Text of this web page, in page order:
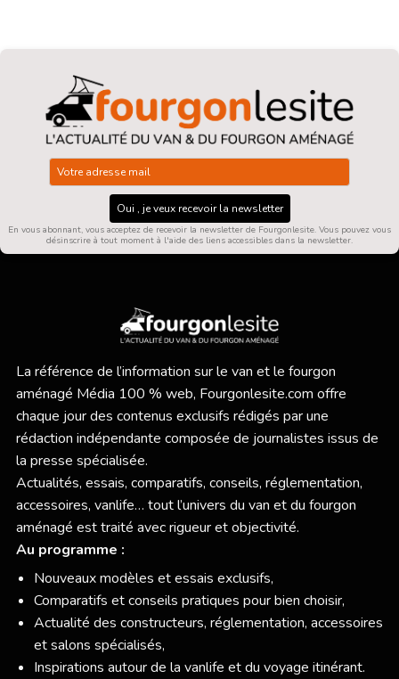
Oui , je veux recevoir la newsletter
En vous abonnant, vous acceptez de recevoir la newsletter de Fourgonlesite. Vous pouvez vous
désinscrire à tout moment à l'aide des liens accessibles dans la newsletter.
La référence de l’information sur le van et le fourgon
aménagé Média 100 % web, Fourgonlesite.com offre
chaque jour des contenus exclusifs rédigés par une
rédaction indépendante composée de journalistes issus de
la presse spécialisée.
Actualités, essais, comparatifs, conseils, réglementation,
accessoires, vanlife… tout l’univers du van et du fourgon
aménagé est traité avec rigueur et objectivité.
Au programme :
Nouveaux modèles et essais exclusifs,
Comparatifs et conseils pratiques pour bien choisir,
Actualité des constructeurs, réglementation, accessoires
et salons spécialisés,
Inspirations autour de la vanlife et du voyage itinérant.